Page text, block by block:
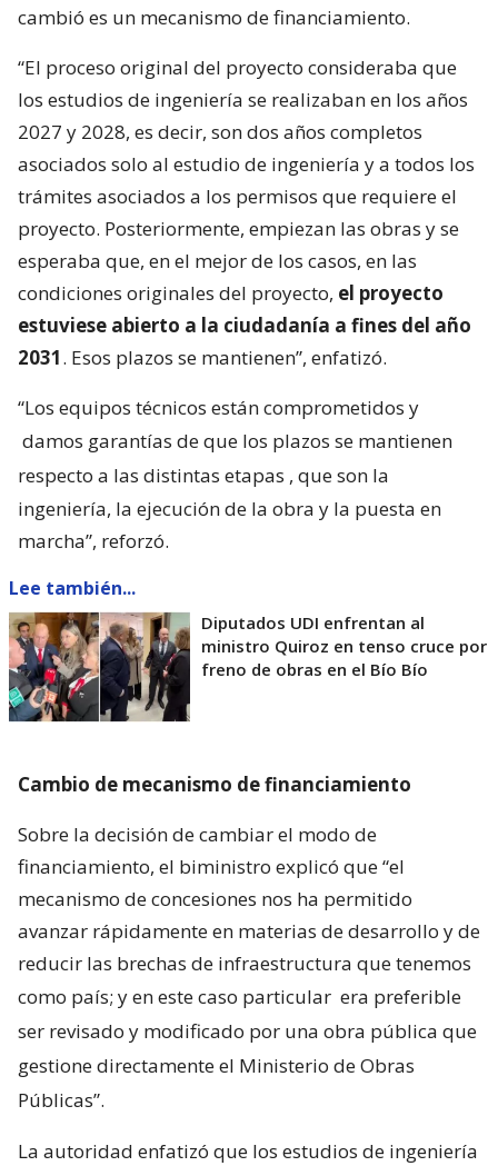
cambió es un mecanismo de financiamiento.
“El proceso original del proyecto consideraba que
los estudios de ingeniería se realizaban en los años
2027 y 2028, es decir, son dos años completos
asociados solo al estudio de ingeniería y a todos los
trámites asociados a los permisos que requiere el
proyecto. Posteriormente, empiezan las obras y se
esperaba que, en el mejor de los casos, en las
condiciones originales del proyecto, el proyecto
estuviese abierto a la ciudadanía a fines del año
2031. Esos plazos se mantienen”, enfatizó.
“Los equipos técnicos están comprometidos y
damos garantías de que los plazos se mantienen
respecto a las distintas etapas , que son la
ingeniería, la ejecución de la obra y la puesta en
marcha”, reforzó.
Lee también...
Diputados UDI enfrentan al
ministro Quiroz en tenso cruce por
freno de obras en el Bío Bío
Cambio de mecanismo de financiamiento
Sobre la decisión de cambiar el modo de
financiamiento, el biministro explicó que “el
mecanismo de concesiones nos ha permitido
avanzar rápidamente en materias de desarrollo y de
reducir las brechas de infraestructura que tenemos
como país; y en este caso particular era preferible
ser revisado y modificado por una obra pública que
gestione directamente el Ministerio de Obras
Públicas”.
La autoridad enfatizó que los estudios de ingeniería